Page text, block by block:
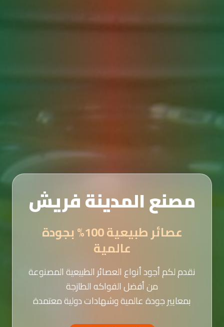
مصنع المدينة فريش
عصائر طبيعية 100% بجودة
عالمية
نقدم لكم أجود أنواع العصائر الطبيعية المصنوعة
من أفضل الفواكه الطازجة
بمعايير جودة عالمية وشهادات دولية معتمدة